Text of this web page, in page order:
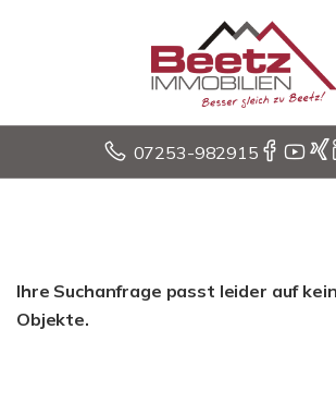
07253-982915
Ihre Suchanfrage passt leider auf
Objekte.